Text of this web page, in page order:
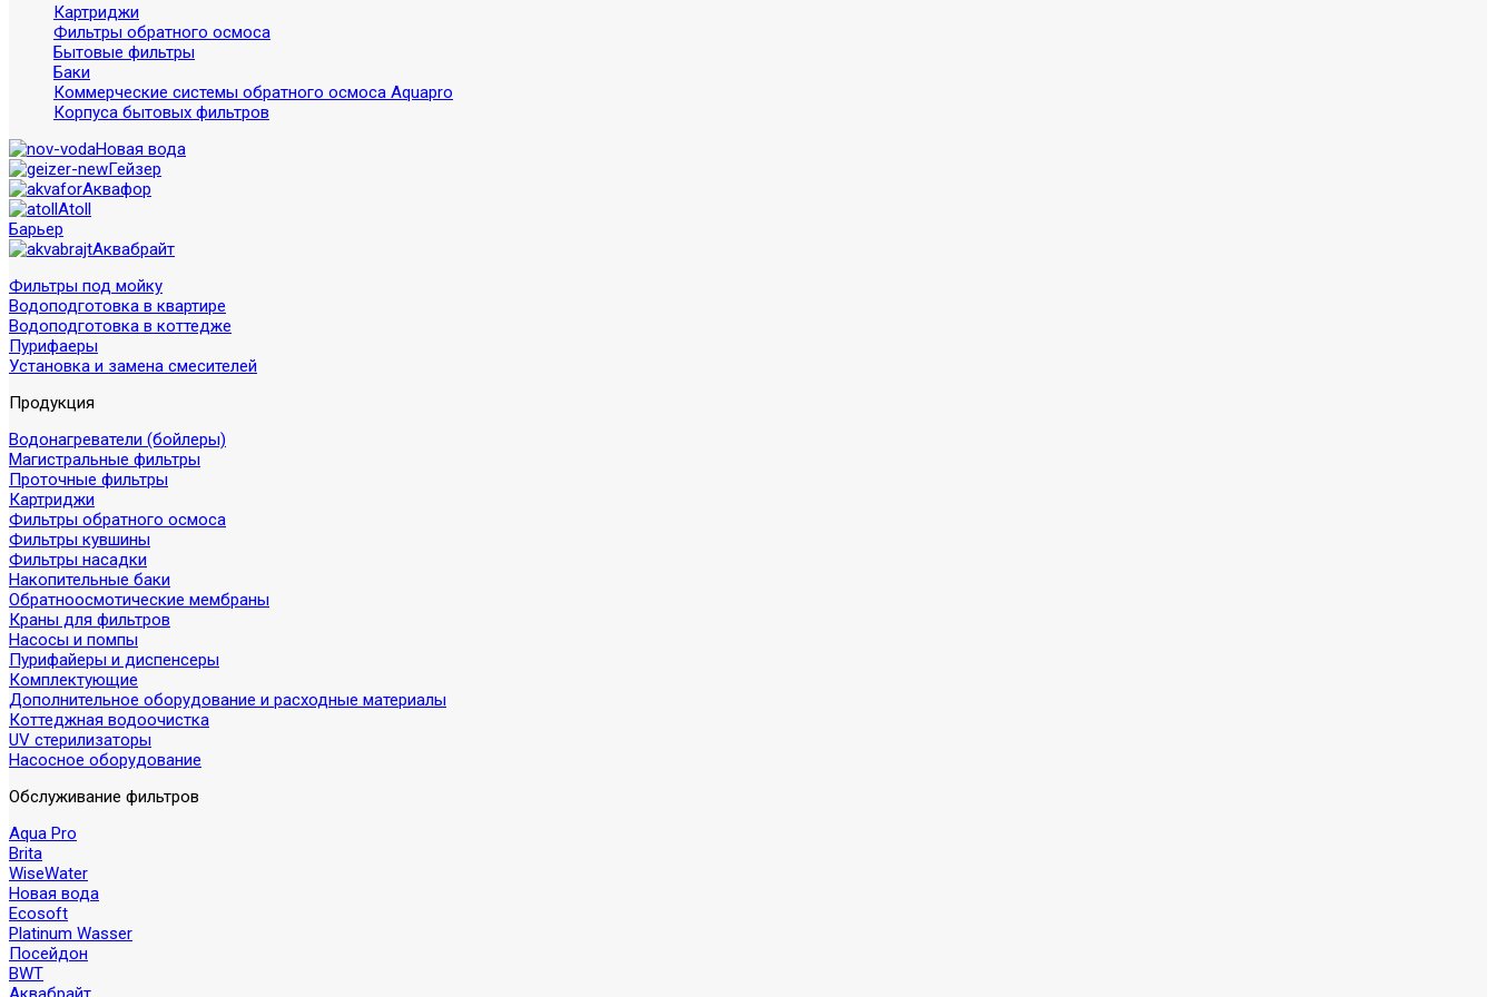
Картриджи
Фильтры обратного осмоса
Бытовые фильтры
Баки
Коммерческие системы обратного осмоса Aquapro
Корпуса бытовых фильтров
Новая вода
Гейзер
Аквафор
Atoll
Барьер
Аквабрайт
Фильтры под мойку
Водоподготовка в квартире
Водоподготовка в коттедже
Пурифаеры
Установка и замена смесителей
Продукция
Водонагреватели (бойлеры)
Магистральные фильтры
Проточные фильтры
Картриджи
Фильтры обратного осмоса
Фильтры кувшины
Фильтры насадки
Накопительные баки
Обратноосмотические мембраны
Краны для фильтров
Насосы и помпы
Пурифайеры и диспенсеры
Комплектующие
Дополнительное оборудование и расходные материалы
Коттеджная водоочистка
UV стерилизаторы
Насосное оборудование
Обслуживание фильтров
Aqua Pro
Brita
WiseWater
Новая вода
Ecosoft
Platinum Wasser
Посейдон
BWT